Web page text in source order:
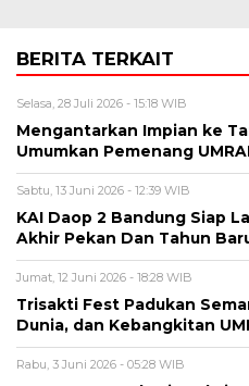
BERITA TERKAIT
Selasa, 28 Juli 2026 - 15:18 WIB
Mengantarkan Impian ke
Umumkan Pemenang
Sabtu, 13 Juni 2026 - 12:39 WIB
KAI Daop 2 Bandung Siap
Akhir Pekan Dan Tahun
Jumat, 12 Juni 2026 - 18:28 WIB
Trisakti Fest Padukan
Dunia, dan Kebangkitan
Rabu, 3 Juni 2026 - 05:28 WIB